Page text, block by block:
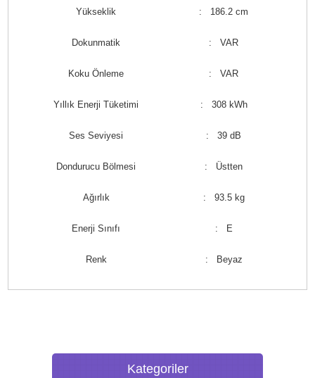
Yükseklik : 186.2 cm
Dokunmatik : VAR
Koku Önleme : VAR
Yıllık Enerji Tüketimi : 308 kWh
Ses Seviyesi : 39 dB
Dondurucu Bölmesi : Üstten
Ağırlık : 93.5 kg
Enerji Sınıfı : E
Renk : Beyaz
Kategoriler